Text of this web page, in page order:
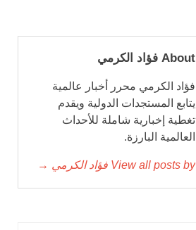
About فؤاد الكرمي
فؤاد الكرمي محرر أخبار عالمية
يتابع المستجدات الدولية ويقدم
تغطية إخبارية شاملة للأحداث
العالمية البارزة.
View all posts by فؤاد الكرمي →